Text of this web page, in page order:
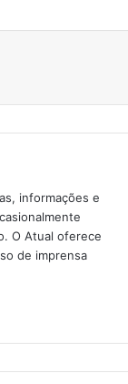
informações e
O Atual oferece
de imprensa